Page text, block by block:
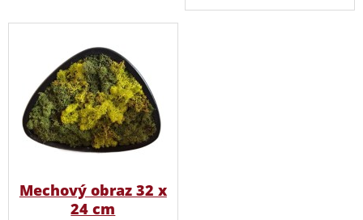
Mechový obraz 32 x
24 cm